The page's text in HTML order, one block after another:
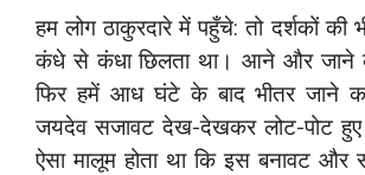
हम लोग ठाकुरदारे में पहुँचे: तो दर्शकों की
कंधे से कंधा छिलता था। आने और जाने
फिर हमें आध घंटे के बाद भीतर जाने
जयदेव सजावट देख-देखकर लोट-पोट
ऐसा मालूम होता था कि इस बनावट